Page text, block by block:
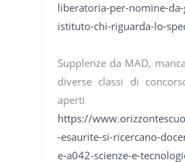
liberatoria-per-nomine-
istituto-chi-riguarda-lo-
Supplenze da MAD,
diverse classi di
aperti
https://
-esaurite-si-ricercano-
e-a042-scienze-e-